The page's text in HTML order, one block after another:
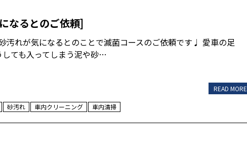
なるとのご依頼]
汚れが気になるとのことで滅菌コースのご依頼です♩ 愛車の足
ても入ってしまう泥や砂…
READ MORE
砂汚れ 車内クリーニング 車内清掃